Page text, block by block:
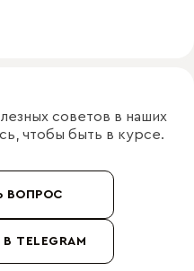
советов в наших
чтобы быть в курсе.
ВОПРОС
TELEGRAM